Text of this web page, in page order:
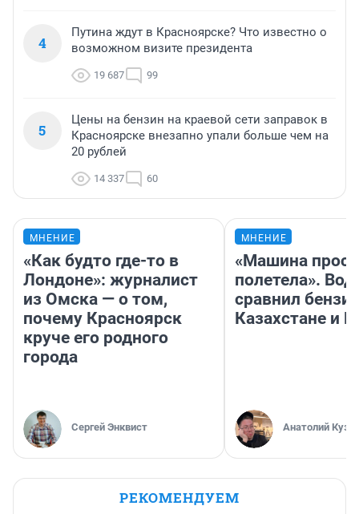
4
Путина ждут в Красноярске? Что известно о
возможном визите президента
19 687 99
5
Цены на бензин на краевой сети заправок в
Красноярске внезапно упали больше чем на
20 рублей
14 337 60
МНЕНИЕ
«Как будто где-то в
Лондоне»: журналист
из Омска — о том,
почему Красноярск
круче его родного
города
Сергей Энквист
МНЕНИЕ
«Машина
полетела».
сравнил
Казахстане и
Анатолий
РЕКОМЕНДУЕМ